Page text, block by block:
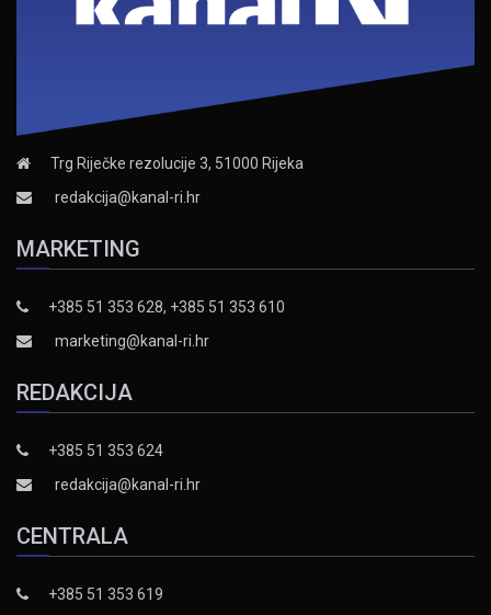
Trg Riječke rezolucije 3, 51000 Rijeka
redakcija@kanal-ri.hr
MARKETING
+385 51 353 628, +385 51 353 610
marketing@kanal-ri.hr
REDAKCIJA
+385 51 353 624
redakcija@kanal-ri.hr
CENTRALA
+385 51 353 619